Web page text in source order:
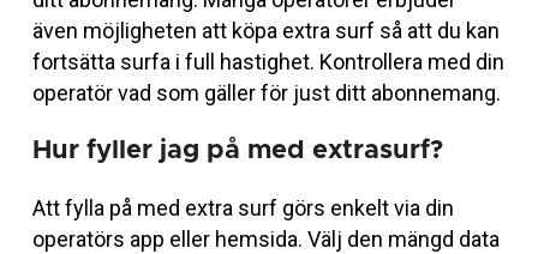
även möjligheten att köpa extra surf så att du kan
fortsätta surfa i full hastighet. Kontrollera med din
operatör vad som gäller för just ditt abonnemang.
Hur fyller jag på med extrasurf?
Att fylla på med extra surf görs enkelt via din
operatörs app eller hemsida. Välj den mängd data